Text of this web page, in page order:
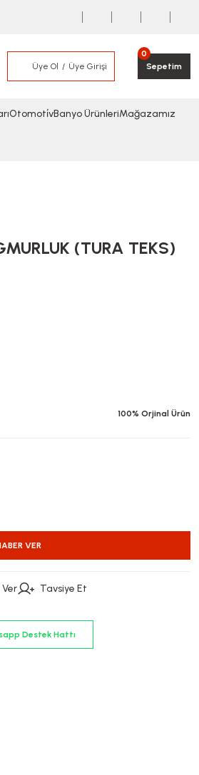
Üye Ol Üye Girişi Sepetim
0
Otomoti̇vBanyo ÜrünleriMağazamız
(TURA TEKS)
100% Orjinal Ürün
VER
Ver Tavsiye Et
Destek Hattı